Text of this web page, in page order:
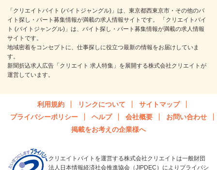
「クリエイトバイト (バイトジャングル)」は、東京都西東京市・その他のバ
イト探し・パート募集情報が満載の求人情報サイトです。 「クリエイトバイ
ト (バイトジャングル)」は、バイト探し・パート募集情報が満載の求人情報
サイトです。
地域密着をコンセプトに、仕事探しに役立つ最新の情報をお届けしていま
す。
新聞折込求人広告「クリエイト 求人特集」を展開する株式会社クリエイトが
運営しています。
利用規約 リンクについて
サイトマップ
プライバシーポリシー
ヘルプ 会社概要
お問い合わせ
掲載をお考えの企業様へ
クリエイトバイトを運営する株式会社クリエイトは一般財団
法人日本情報経済社会推進協会（JIPDEC）によりプライバシ